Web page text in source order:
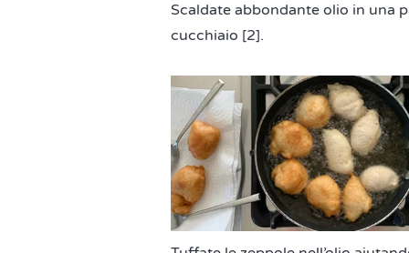
Scaldate abbondante olio in una
cucchiaio [2].